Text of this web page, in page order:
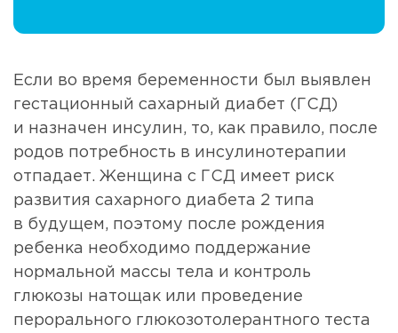
Если во время беременности был выявлен
гестационный сахарный диабет (ГСД)
и назначен инсулин, то, как правило, после
родов потребность в инсулинотерапии
отпадает. Женщина с ГСД имеет риск
развития сахарного диабета 2 типа
в будущем, поэтому после рождения
ребенка необходимо поддержание
нормальной массы тела и контроль
глюкозы натощак или проведение
перорального глюкозотолерантного теста